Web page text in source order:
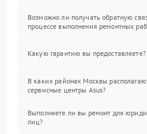
Возможно ли получать обратную
процессе выполнения ремонтных
Какую гарантию вы предоставляете?
В каких районах Москвы
сервисные центры Asus?
Выполняете ли вы ремонт для
лиц?